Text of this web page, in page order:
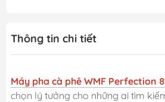
Thông tin chi tiết
Máy pha cà phê WMF Perfection
chọn lý tưởng cho những ai tìm